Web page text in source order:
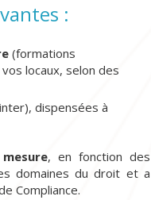
:
(formations
locaux, selon des
dispensées à
, en fonction des
domaines du droit et a
Compliance.